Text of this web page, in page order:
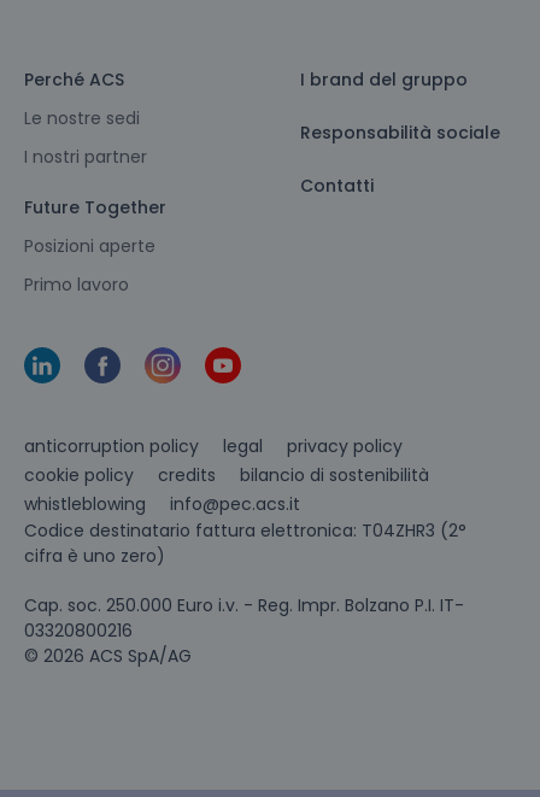
Perché ACS
Le nostre sedi
I nostri partner
Future Together
Posizioni aperte
Primo lavoro
I brand del gruppo
Responsabilità sociale
Contatti
anticorruption policy legal
privacy policy
cookie policy
credits
bilancio di sostenibilità
whistleblowing
info@pec.acs.it
Codice destinatario fattura elettronica: T04ZHR3 (2°
cifra è uno zero)
Cap. soc. 250.000 Euro i.v. - Reg. Impr. Bolzano P.I. IT-
03320800216
© 2026 ACS SpA/AG